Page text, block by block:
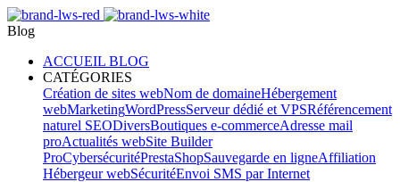
Blog
ACCUEIL BLOG
CATÉGORIES
Création de sites webNom de domaineHébergement
webMarketingWordPressServeur dédié et VPSRéférencement
naturel SEODiversBoutiques e-commerceAdresse mail
proActualités webSite Builder
ProCybersécuritéPrestaShopSauvegarde en ligneAffiliation
Hébergeur webSécuritéEnvoi SMS par Internet